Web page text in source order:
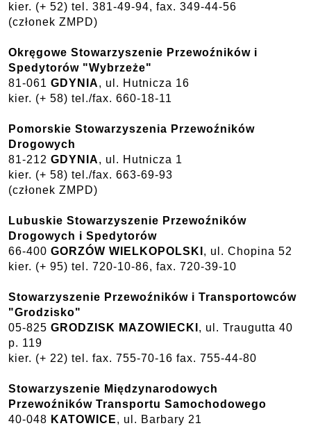
kier. (+ 52) tel. 381-49-94, fax. 349-44-56
(członek ZMPD)
Okręgowe Stowarzyszenie Przewoźników i
Spedytorów "Wybrzeże"
81-061 GDYNIA, ul. Hutnicza 16
kier. (+ 58) tel./fax. 660-18-11
Pomorskie Stowarzyszenia Przewoźników
Drogowych
81-212 GDYNIA, ul. Hutnicza 1
kier. (+ 58) tel./fax. 663-69-93
(członek ZMPD)
Lubuskie Stowarzyszenie Przewoźników
Drogowych i Spedytorów
66-400 GORZÓW WIELKOPOLSKI , ul. Chopina 52
kier. (+ 95) tel. 720-10-86, fax. 720-39-10
Stowarzyszenie Przewoźników i Transportowców
"Grodzisko"
05-825 GRODZISK MAZOWIECKI , ul. Traugutta 40
p. 119
kier. (+ 22) tel. fax. 755-70-16 fax. 755-44-80
Stowarzyszenie Międzynarodowych
Przewoźników Transportu Samochodowego
40-048 KATOWICE, ul. Barbary 21